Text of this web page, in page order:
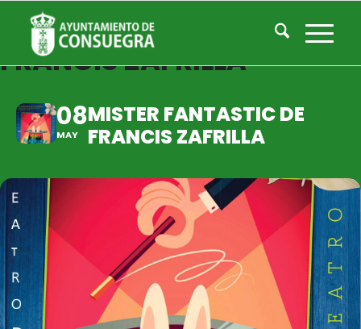
MISTER FANTASTIC DE
FRANCIS ZAFRILLA
08
MAY
MISTER FANTASTIC DE
FRANCIS ZAFRILLA